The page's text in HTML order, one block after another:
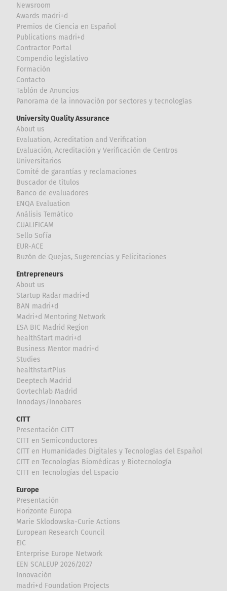
Newsroom
Awards madri+d
Premios de Ciencia en Español
Publications madri+d
Contractor Portal
Compendio legislativo
Formación
Contacto
Tablón de Anuncios
Panorama de la innovación por sectores y tecnologías
University Quality Assurance
About us
Evaluation, Acreditation and Verification
Evaluación, Acreditación y Verificación de Centros
Universitarios
Comité de garantías y reclamaciones
Buscador de títulos
Banco de evaluadores
ENQA Evaluation
Análisis Temático
CUALIFICAM
Sello Sofía
EUR-ACE
Buzón de Quejas, Sugerencias y Felicitaciones
Entrepreneurs
About us
Startup Radar madri+d
BAN madri+d
Madri+d Mentoring Network
ESA BIC Madrid Region
healthStart madri+d
Business Mentor madri+d
Studies
healthstartPlus
Deeptech Madrid
Govtechlab Madrid
Innodays/Innobares
CITT
Presentación CITT
CITT en Semiconductores
CITT en Humanidades Digitales y Tecnologías del Español
CITT en Tecnologías Biomédicas y Biotecnología
CITT en Tecnologías del Espacio
Europe
Presentación
Horizonte Europa
Marie Sklodowska-Curie Actions
European Research Council
EIC
Enterprise Europe Network
EEN SCALEUP 2026/2027
Innovación
madri+d Foundation Projects